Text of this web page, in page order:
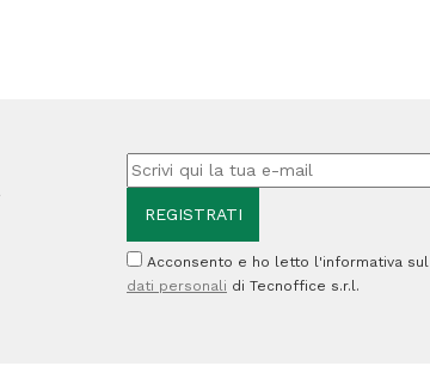
pag
Acconsento e ho letto l'informativa sul
dati personali di Tecnoffice s.r.l.